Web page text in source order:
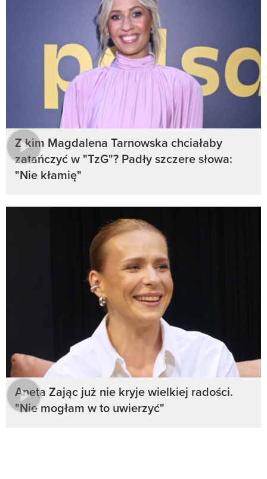
Z kim Magdalena Tarnowska chciałaby
zatańczyć w "TzG"? Padły szczere słowa:
"Nie kłamię"
Aneta Zając już nie kryje wielkiej radości.
"Nie mogłam w to uwierzyć"